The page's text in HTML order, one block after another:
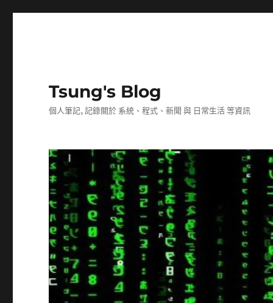
Tsung's Blog
個人筆記, 記錄關於 系統、程式、新聞 與 日常生活 等資訊